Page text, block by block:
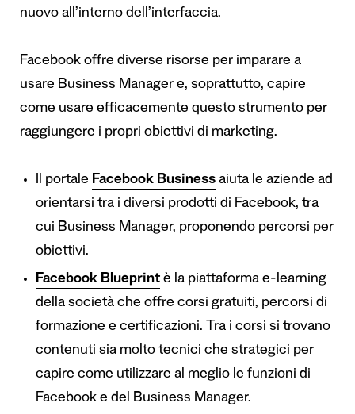
nuovo all’interno dell’interfaccia.
Facebook offre diverse risorse per imparare a
usare Business Manager e, soprattutto, capire
come usare efficacemente questo strumento per
raggiungere i propri obiettivi di marketing.
Il portale Facebook Business aiuta le aziende ad
orientarsi tra i diversi prodotti di Facebook, tra
cui Business Manager, proponendo percorsi per
obiettivi.
Facebook Blueprint è la piattaforma e-learning
della società che offre corsi gratuiti, percorsi di
formazione e certificazioni. Tra i corsi si trovano
contenuti sia molto tecnici che strategici per
capire come utilizzare al meglio le funzioni di
Facebook e del Business Manager.